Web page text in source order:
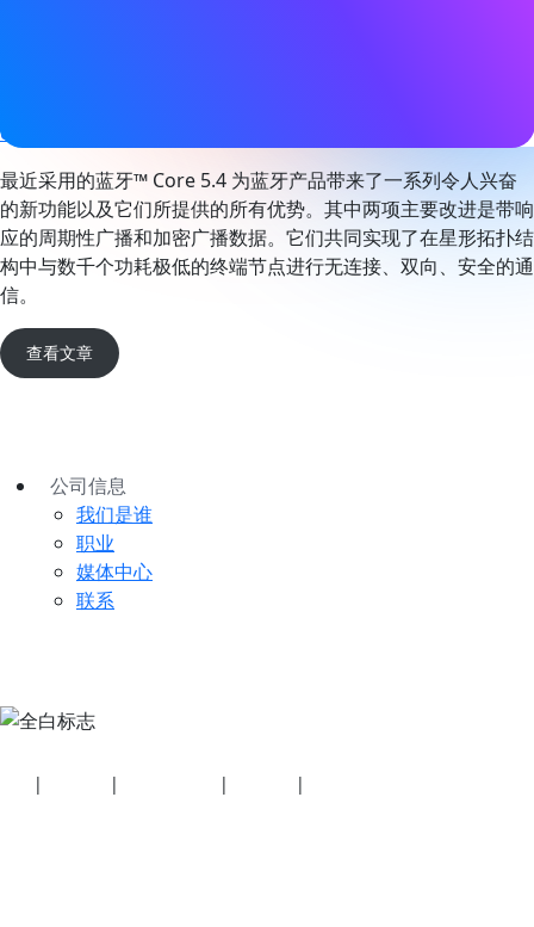
devzone.nordicsemi.com
最近采用的蓝牙™ Core 5.4 为蓝牙产品带来了一系列令人兴奋
的新功能以及它们所提供的所有优势。其中两项主要改进是带响
应的周期性广播和加密广播数据。它们共同实现了在星形拓扑结
构中与数千个功耗极低的终端节点进行无连接、双向、安全的通
信。
查看文章
公司信息
我们是谁
职业
媒体中心
联系
| | | |